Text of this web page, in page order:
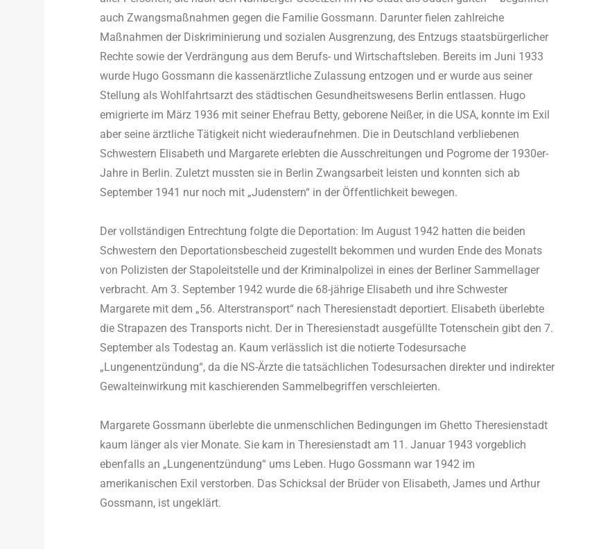
auch Zwangsmaßnahmen gegen die Familie Gossmann. Darunter fielen zahlreiche
Maßnahmen der Diskriminierung und sozialen Ausgrenzung, des Entzugs staatsbürgerlicher
Rechte sowie der Verdrängung aus dem Berufs- und Wirtschaftsleben. Bereits im Juni 1933
wurde Hugo Gossmann die kassenärztliche Zulassung entzogen und er wurde aus seiner
Stellung als Wohlfahrtsarzt des städtischen Gesundheitswesens Berlin entlassen. Hugo
emigrierte im März 1936 mit seiner Ehefrau Betty, geborene Neißer, in die USA, konnte im Exil
aber seine ärztliche Tätigkeit nicht wiederaufnehmen. Die in Deutschland verbliebenen
Schwestern Elisabeth und Margarete erlebten die Ausschreitungen und Pogrome der 1930er-
Jahre in Berlin. Zuletzt mussten sie in Berlin Zwangsarbeit leisten und konnten sich ab
September 1941 nur noch mit „Judenstern“ in der Öffentlichkeit bewegen.
Der vollständigen Entrechtung folgte die Deportation: Im August 1942 hatten die beiden
Schwestern den Deportationsbescheid zugestellt bekommen und wurden Ende des Monats
von Polizisten der Stapoleitstelle und der Kriminalpolizei in eines der Berliner Sammellager
verbracht. Am 3. September 1942 wurde die 68-jährige Elisabeth und ihre Schwester
Margarete mit dem „56. Alterstransport“ nach Theresienstadt deportiert. Elisabeth überlebte
die Strapazen des Transports nicht. Der in Theresienstadt ausgefüllte Totenschein gibt den 7.
September als Todestag an. Kaum verlässlich ist die notierte Todesursache
„Lungenentzündung“, da die NS-Ärzte die tatsächlichen Todesursachen direkter und indirekter
Gewalteinwirkung mit kaschierenden Sammelbegriffen verschleierten.
Margarete Gossmann überlebte die unmenschlichen Bedingungen im Ghetto Theresienstadt
kaum länger als vier Monate. Sie kam in Theresienstadt am 11. Januar 1943 vorgeblich
ebenfalls an „Lungenentzündung“ ums Leben. Hugo Gossmann war 1942 im
amerikanischen Exil verstorben. Das Schicksal der Brüder von Elisabeth, James und Arthur
Gossmann, ist ungeklärt.